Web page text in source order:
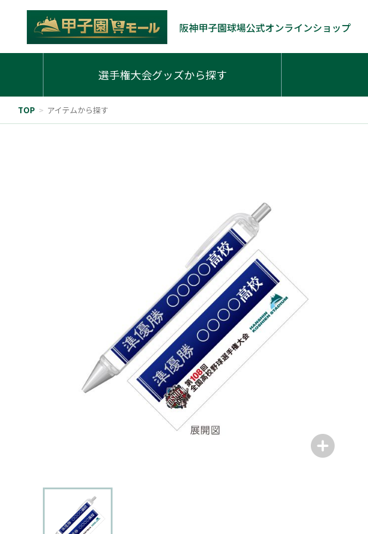
阪神甲子園球場公式オンラインショップ
選手権大会グッズから探す
TOP > アイテムから探す